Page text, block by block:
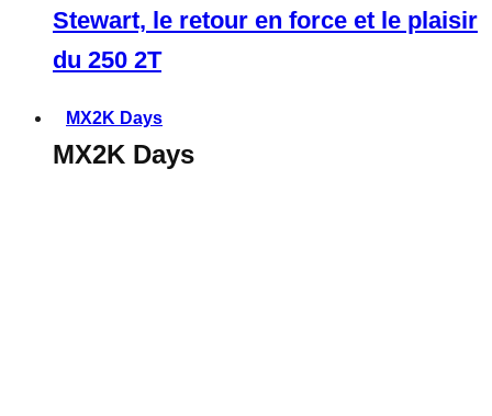
Stewart, le retour en force et le plaisir
du 250 2T
MX2K Days
MX2K Days